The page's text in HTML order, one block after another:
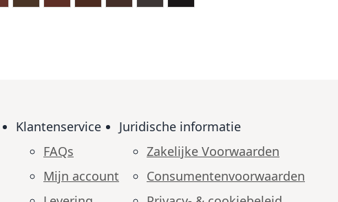
Klantenservice
FAQs
Mijn account
Juridische informatie
Zakelijke Voorwaarden
Consumenten­voorwaarden